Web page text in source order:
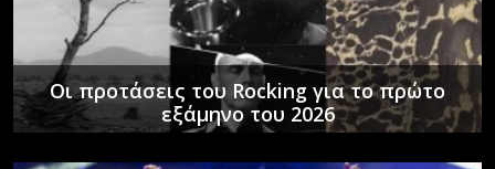
Οι προτάσεις του Rocking για το πρώτο
εξάμηνο του 2026